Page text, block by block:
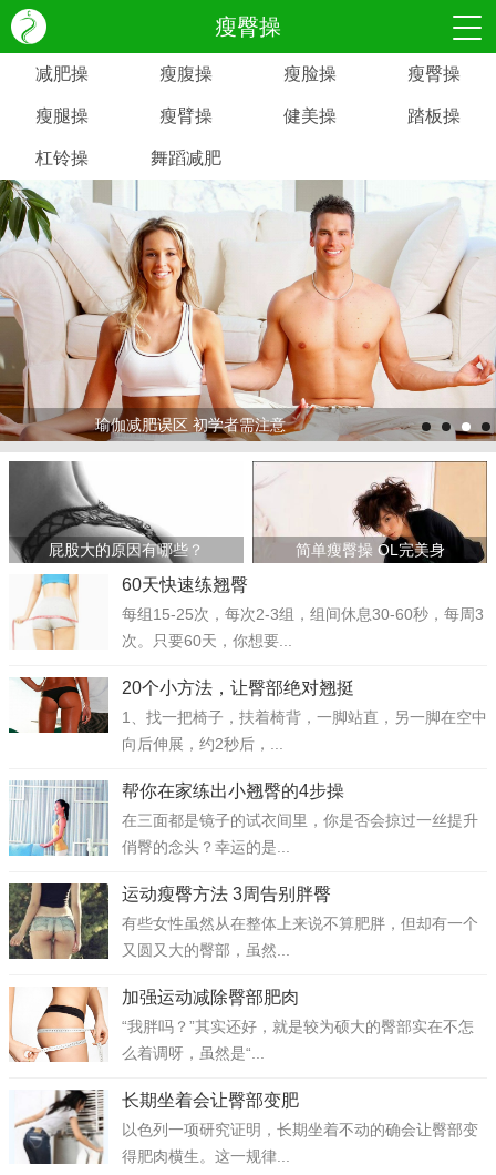
瘦臀操
减肥操 瘦腹操 瘦脸操 瘦臀操
瘦腿操 瘦臂操 健美操 踏板操
杠铃操 舞蹈减肥
瑜伽减肥误区 初学者需注意
屁股大的原因有哪些？
>
简单瘦臀操 OL完美身
60天快速练翘臀
每组15-25次，每次2-3组，组间休息30-60秒，每周3
次。只要60天，你想要...
20个小方法，让臀部绝对翘挺
1、找一把椅子，扶着椅背，一脚站直，另一脚在空中
向后伸展，约2秒后，...
帮你在家练出小翘臀的4步操
在三面都是镜子的试衣间里，你是否会掠过一丝提升
俏臀的念头？幸运的是...
运动瘦臀方法 3周告别胖臀
有些女性虽然从在整体上来说不算肥胖，但却有一个
又圆又大的臀部，虽然...
加强运动减除臀部肥肉
“我胖吗？”其实还好，就是较为硕大的臀部实在不怎
么着调呀，虽然是“...
长期坐着会让臀部变肥
以色列一项研究证明，长期坐着不动的确会让臀部变
得肥肉横生。这一规律...